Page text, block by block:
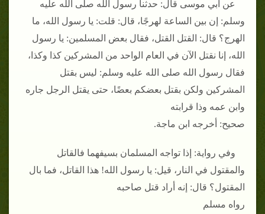
عن أبي موسى قال: حدثنا رسول الله صلى الله عليه
وسلم: إن بين الساعة لهرجًا، قال: قلت: يا رسول الله، ما
الهرج؟ قال: القتل القتل، فقال بعض المسلمين: يا رسول
الله، إنا نقتل الآن في العام الواحد من المشركين كذا وكذا،
فقال رسول الله صلى الله عليه وسلم: ليس بقتل
المشركين ولكن بقتل بعضكم بعضًا، حتى يقتل الرجل جاره
وابن عمه وذا قرابته
صحيح: أخرجه ابن ماجة.
وفي رواية: إذا تواجه المسلمان بسيفهما فالقاتل
والمقتول في النار، قيل: يا رسول الله! هذا القاتل، فما بال
المقتول؟ قال: إنه أراد قتل صاحبه
رواه مسلم